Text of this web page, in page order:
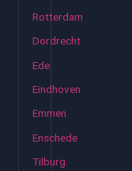
Rotterdam
Dordrecht
Ede
Eindhoven
Emmen
Enschede
Tilburg